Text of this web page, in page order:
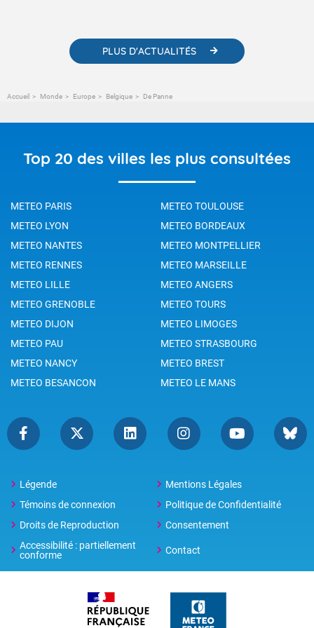
PLUS D'ACTUALITÉS
Accueil Monde Europe Belgique De Panne
Top 20 des villes les plus consultées
METEO PARIS
METEO TOULOUSE
METEO LYON
METEO BORDEAUX
METEO NANTES
METEO MONTPELLIER
METEO RENNES
METEO MARSEILLE
METEO LILLE
METEO ANGERS
METEO GRENOBLE
METEO TOURS
METEO DIJON
METEO LIMOGES
METEO PAU
METEO STRASBOURG
METEO NANCY
METEO BREST
METEO BESANCON
METEO LE MANS
Légende
Mentions Légales
Témoins de connexion
Politique de Confidentialité
Droits de Reproduction
Consentement
Accessibilité : partiellement
conforme
Contact